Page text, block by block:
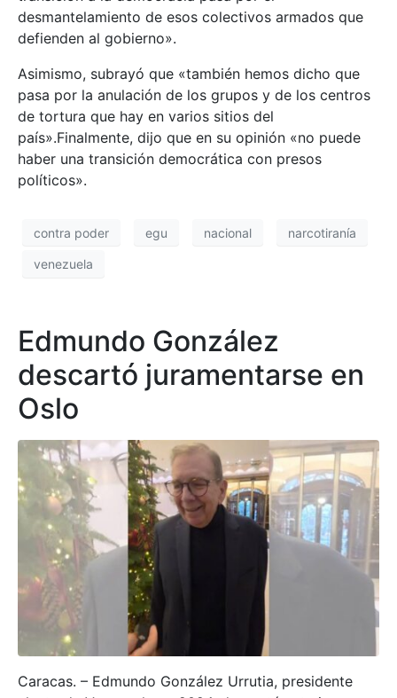
desmantelamiento de esos colectivos armados que
defienden al gobierno».
Asimismo, subrayó que «también hemos dicho que
pasa por la anulación de los grupos y de los centros
de tortura que hay en varios sitios del
país».Finalmente, dijo que en su opinión «no puede
haber una transición democrática con presos
políticos».
contra poder egu nacional narcotiranía
venezuela
Edmundo González
descartó juramentarse en
Oslo
Caracas. – Edmundo González Urrutia, presidente